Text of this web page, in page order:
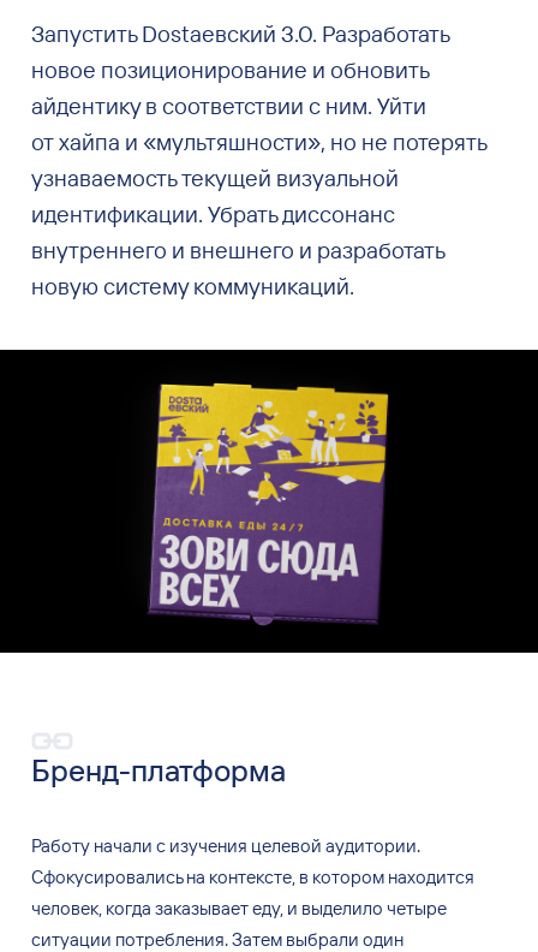
Запустить Dostaевский 3.0. Разработать
новое позиционирование и обновить
айдентику в соответствии с ним. Уйти
от хайпа и «мультяшности», но не потерять
узнаваемость текущей визуальной
идентификации. Убрать диссонанс
внутреннего и внешнего и разработать
новую систему коммуникаций.
Бренд-платформа
Работу начали с изучения целевой аудитории.
Сфокусировались на контексте, в котором находится
человек, когда заказывает еду, и выделило четыре
ситуации потребления. Затем выбрали один